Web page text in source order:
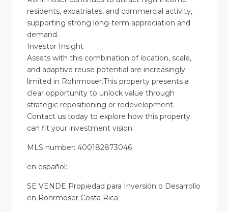
residents, expatriates, and commercial activity,
supporting strong long-term appreciation and
demand.
Investor Insight
Assets with this combination of location, scale,
and adaptive reuse potential are increasingly
limited in Rohrmoser.This property presents a
clear opportunity to unlock value through
strategic repositioning or redevelopment.
Contact us today to explore how this property
can fit your investment vision.
MLS number: 400182873046
en español:
SE VENDE Propiedad para Inversión o Desarrollo
en Rohrmoser Costa Rica